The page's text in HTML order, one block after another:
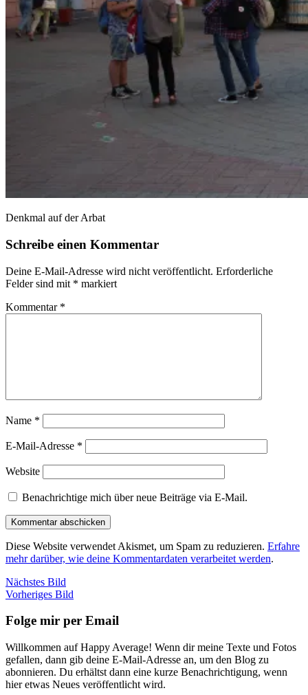
Denkmal auf der Arbat
Schreibe einen Kommentar
Deine E-Mail-Adresse wird nicht veröffentlicht. Erforderliche
Felder sind mit * markiert
Kommentar *
Name *
E-Mail-Adresse *
Website
Benachrichtige mich über neue Beiträge via E-Mail.
Diese Website verwendet Akismet, um Spam zu reduzieren. Erfahre
mehr darüber, wie deine Kommentardaten verarbeitet werden.
Nächstes Bild
Vorheriges Bild
Folge mir per Email
Willkommen auf Happy Average! Wenn dir meine Texte und Fotos
gefallen, dann gib deine E-Mail-Adresse an, um den Blog zu
abonnieren. Du erhältst dann eine kurze Benachrichtigung, wenn
hier etwas Neues veröffentlicht wird.